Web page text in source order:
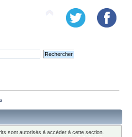
sont autorisés à accéder à cette section.